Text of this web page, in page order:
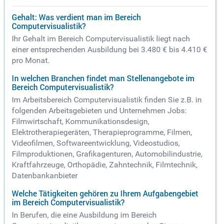
Gehalt: Was verdient man im Bereich
Computervisualistik?
Ihr Gehalt im Bereich Computervisualistik liegt nach
einer entsprechenden Ausbildung bei 3.480 € bis 4.410 €
pro Monat.
In welchen Branchen findet man Stellenangebote im
Bereich Computervisualistik?
Im Arbeitsbereich Computervisualistik finden Sie z.B. in
folgenden Arbeitsgebieten und Unternehmen Jobs:
Filmwirtschaft, Kommunikationsdesign,
Elektrotherapiegeräten, Therapieprogramme, Filmen,
Videofilmen, Softwareentwicklung, Videostudios,
Filmproduktionen, Grafikagenturen, Automobilindustrie,
Kraftfahrzeuge, Orthopädie, Zahntechnik, Filmtechnik,
Datenbankanbieter
Welche Tätigkeiten gehören zu Ihrem Aufgabengebiet
im Bereich Computervisualistik?
In Berufen, die eine Ausbildung im Bereich